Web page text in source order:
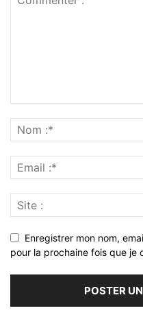
Enregistrer mon nom,
pour la prochaine fois que je